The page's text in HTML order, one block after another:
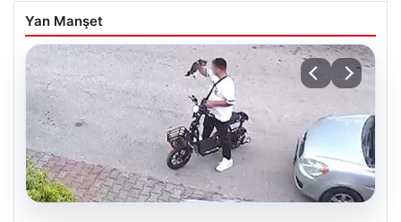
Yan Manşet